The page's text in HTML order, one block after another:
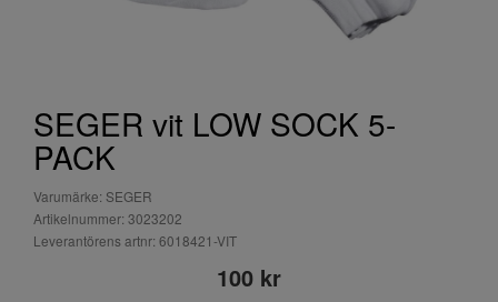
SEGER vit LOW SOCK 5-
PACK
Varumärke: SEGER
Artikelnummer: 3023202
Leverantörens artnr: 6018421-VIT
100 kr